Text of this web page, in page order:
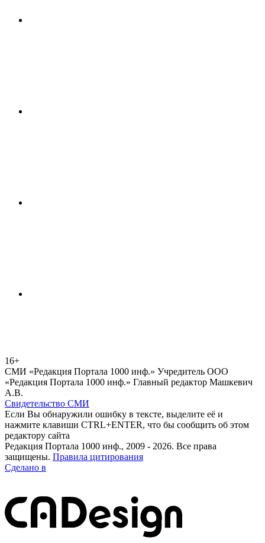
16+
СМИ «Редакция Портала 1000 инф.» Учредитель ООО
«Редакция Портала 1000 инф.» Главный редактор Машкевич
А.В.
Свидетельство СМИ
Если Вы обнаружили ошибку в тексте, выделите её и
нажмите клавиши CTRL+ENTER, что бы сообщить об этом
редактору сайта
Редакция Портала 1000 инф., 2009 - 2026. Все права
защищены. Правила цитирования
Сделано в